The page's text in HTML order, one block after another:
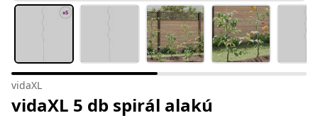
vidaXL
vidaXL 5 db spirál alakú